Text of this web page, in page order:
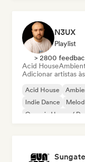
N3UX
Playlist
> 2800
Acid House
Adicionar artistas
Acid House
Indie Dance
Organic House /